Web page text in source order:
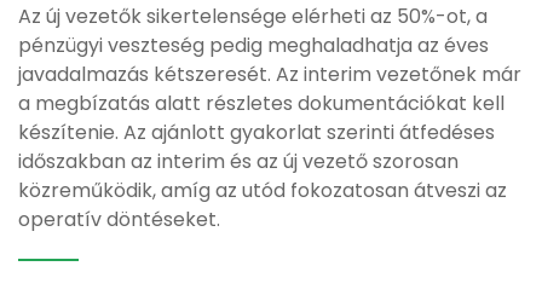
Az új vezetők sikertelensége elérheti az 50%-ot, a
pénzügyi veszteség pedig meghaladhatja az éves
javadalmazás kétszeresét. Az interim vezetőnek már
a megbízatás alatt részletes dokumentációkat kell
készítenie. Az ajánlott gyakorlat szerinti átfedéses
időszakban az interim és az új vezető szorosan
közreműködik, amíg az utód fokozatosan átveszi az
operatív döntéseket.